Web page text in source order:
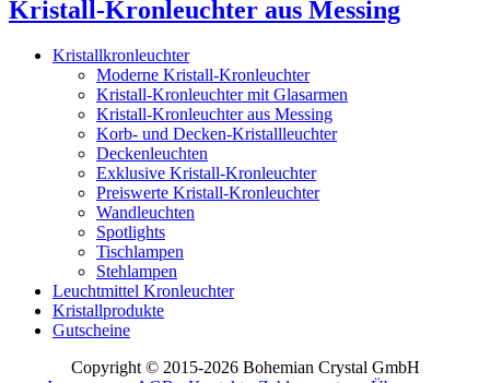
Kristall-Kronleuchter aus Messing
Kristallkronleuchter
Moderne Kristall-Kronleuchter
Kristall-Kronleuchter mit Glasarmen
Kristall-Kronleuchter aus Messing
Korb- und Decken-Kristallleuchter
Deckenleuchten
Exklusive Kristall-Kronleuchter
Preiswerte Kristall-Kronleuchter
Wandleuchten
Spotlights
Tischlampen
Stehlampen
Leuchtmittel Kronleuchter
Kristallprodukte
Gutscheine
Copyright © 2015-2026 Bohemian Crystal GmbH